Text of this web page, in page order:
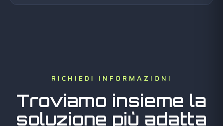
RICHIEDI INFORMAZIONI
Troviamo insieme la
soluzione più adatta